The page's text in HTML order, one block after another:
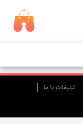
تبليغات با ما